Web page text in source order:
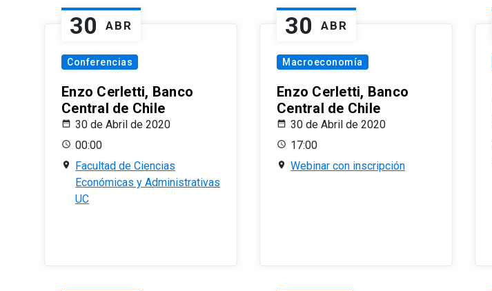
30 ABR
Conferencias
Enzo Cerletti, Banco
Central de Chile
30 de Abril de 2020
00:00
Facultad de Ciencias
Económicas y Administrativas
UC
30 ABR
Macroeconomía
Enzo Cerletti, Banco
Central de Chile
30 de Abril de 2020
17:00
Webinar con inscripción